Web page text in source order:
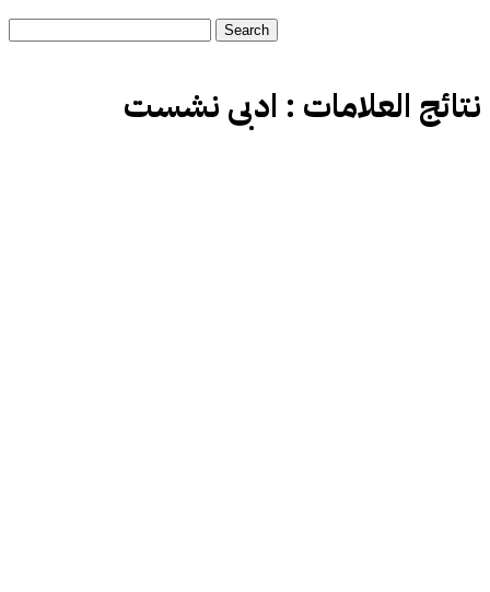
نتائج العلامات : ادبی نشست